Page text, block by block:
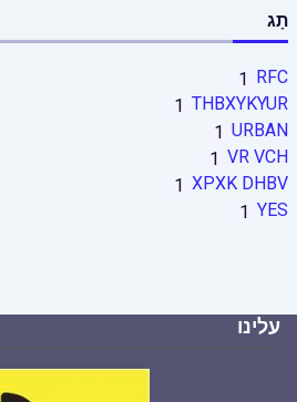
תָג
RFC
1
THBXYKYUR
1
URBAN
1
VR VCH
1
XPXK DHBV
1
YES
1
עלינו